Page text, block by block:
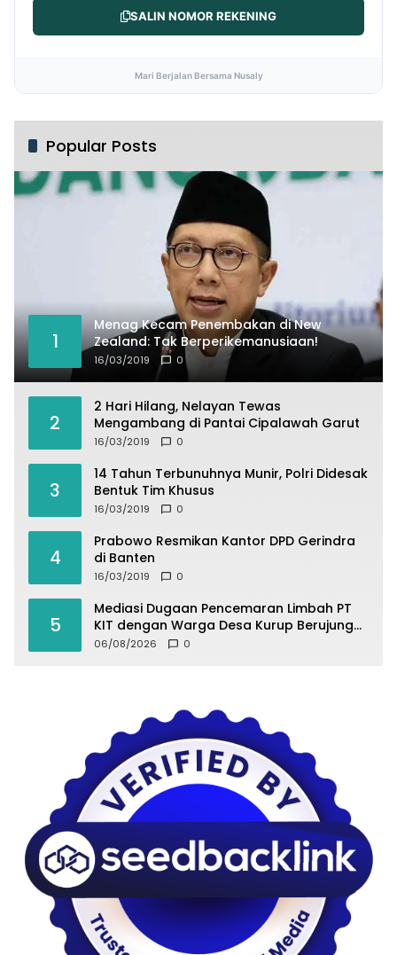
SALIN NOMOR REKENING
Mari Berjalan Bersama Nusaly
Popular Posts
1
Menag Kecam Penembakan di New
Zealand: Tak Berperikemanusiaan!
16/03/2019 0
2
2 Hari Hilang, Nelayan Tewas
Mengambang di Pantai Cipalawah Garut
16/03/2019 0
3
14 Tahun Terbunuhnya Munir, Polri Didesak
Bentuk Tim Khusus
16/03/2019 0
4
Prabowo Resmikan Kantor DPD Gerindra
di Banten
16/03/2019 0
5
Mediasi Dugaan Pencemaran Limbah PT
KIT dengan Warga Desa Kurup Berujung
Buntu
06/08/2026 0